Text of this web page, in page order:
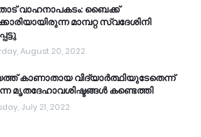
വാഹനാപകടം: ബൈക്ക്
മാമ്പറ്റ സ്വദേശിനി
August 20, 2022
കാണാതായ വിദ്യാർത്ഥിയുടേതെന്ന്
മൃതദേഹാവശിഷ്ടങ്ങൾ കണ്ടെത്തി
July 21, 2022